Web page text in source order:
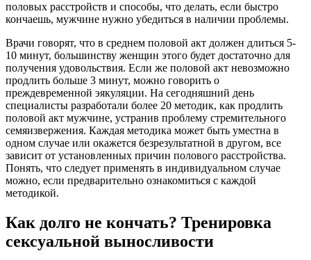
половых расстройств и способы, что делать, если быстро
кончаешь, мужчине нужно убедиться в наличии проблемы.
Врачи говорят, что в среднем половой акт должен длиться 5-
10 минут, большинству женщин этого будет достаточно для
получения удовольствия. Если же половой акт невозможно
продлить больше 3 минут, можно говорить о
преждевременной эякуляции. На сегодняшний день
специалисты разработали более 20 методик, как продлить
половой акт мужчине, устранив проблему стремительного
семяизвержения. Каждая методика может быть уместна в
одном случае или окажется безрезультатной в другом, все
зависит от установленных причин полового расстройства.
Понять, что следует применять в индивидуальном случае
можно, если предварительно ознакомиться с каждой
методикой.
Как долго не кончать? Тренировка
сексуальной выносливости